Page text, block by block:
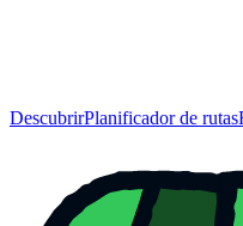
DescubrirPlanificador de rutas